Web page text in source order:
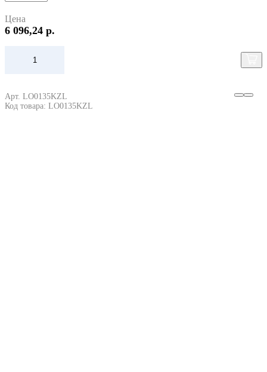
Цена
6 096,24 р.
Арт. LO0135KZL
Код товара: LO0135KZL